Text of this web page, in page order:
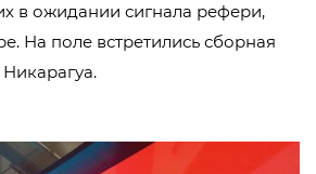
в ожидании сигнала рефери,
На поле встретились сборная